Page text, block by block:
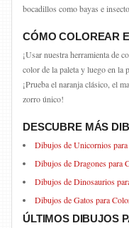
bocadillos como bayas e
CÓMO COLOREAR
¡Usar nuestra herramienta de
color de la paleta y luego en la
¡Prueba el naranja clásico, el
zorro único!
DESCUBRE MÁS
Dibujos de Unicornios
Dibujos de Dragones para
Dibujos de Dinosaurios
Dibujos de Gatos para
ÚLTIMOS DIBUJOS